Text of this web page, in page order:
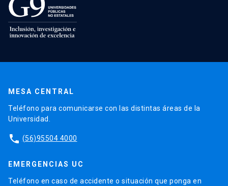
MESA CENTRAL
Teléfono para comunicarse con las distintas áreas de la
Universidad.
phone (56)95504 4000
EMERGENCIAS UC
Teléfono en caso de accidente o situación que ponga en